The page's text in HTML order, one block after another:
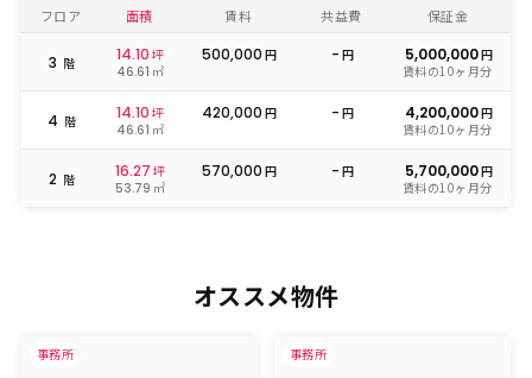
フロア 面積 賃料 共益費 保証金
3 階 14.10 坪
46.61 ㎡
500,000 円 - 円 5,000,000円
賃料の10ヶ月分
4 階 14.10 坪
46.61 ㎡
420,000 円 - 円 4,200,000円
賃料の10ヶ月分
2 階 16.27 坪
53.79 ㎡
570,000 円 - 円 5,700,000円
賃料の10ヶ月分
オススメ物件
事務所 事務所